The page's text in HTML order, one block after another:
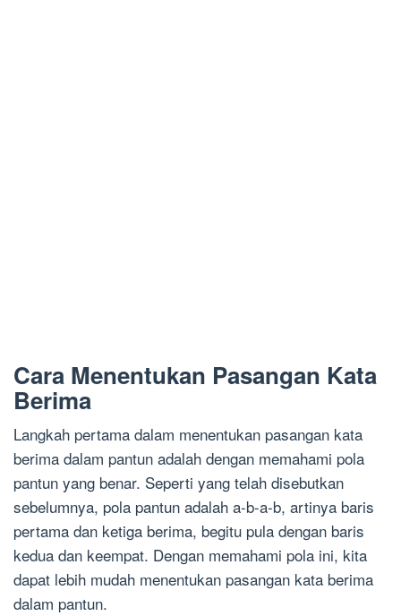
Cara Menentukan Pasangan Kata
Berima
Langkah pertama dalam menentukan pasangan kata
berima dalam pantun adalah dengan memahami pola
pantun yang benar. Seperti yang telah disebutkan
sebelumnya, pola pantun adalah a-b-a-b, artinya baris
pertama dan ketiga berima, begitu pula dengan baris
kedua dan keempat. Dengan memahami pola ini, kita
dapat lebih mudah menentukan pasangan kata berima
dalam pantun.